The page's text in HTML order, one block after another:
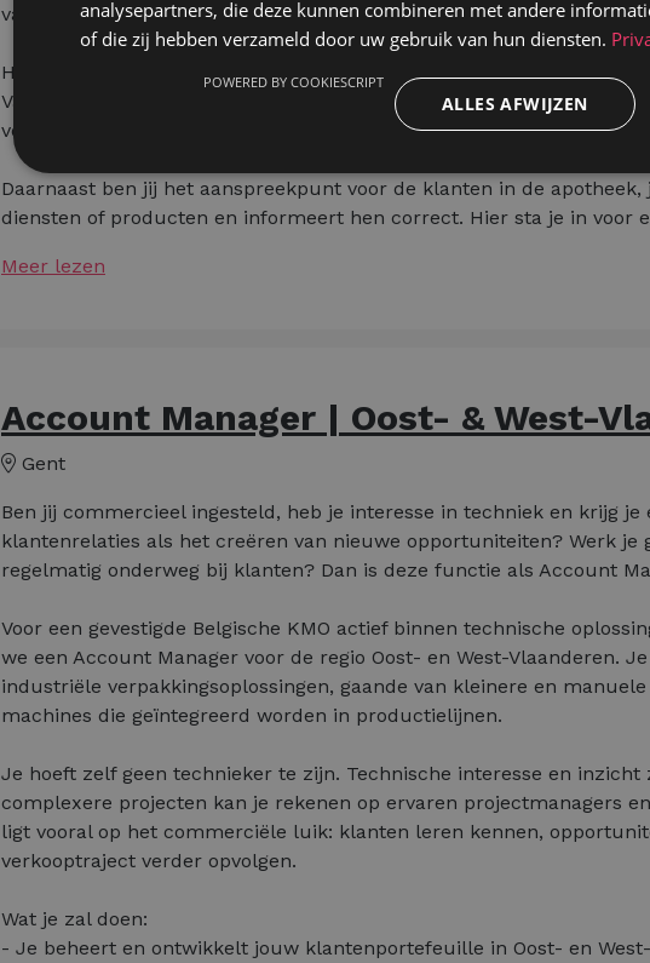
van collega's.
Hier zal je meteen van start gaan met een erg divers takenpakket:
Van het uitvoeren en etiketteren van de bereidingen tot het
voorraadbeheer en het strikt toekijken op de orde en het overzicht
Daarnaast ben jij het aanspreekpunt voor de klanten in de
diensten of producten en informeert hen correct. Hier sta je in voor
Meer lezen
Account Manager | Oost- & West-
Gent
Ben jij commercieel ingesteld, heb je interesse in techniek en krijg je
klantenrelaties als het creëren van nieuwe opportuniteiten? Werk je
regelmatig onderweg bij klanten? Dan is deze functie als Account
Voor een gevestigde Belgische KMO actief binnen technische
we een Account Manager voor de regio Oost- en West-Vlaanderen.
industriële verpakkingsoplossingen, gaande van kleinere en
machines die geïntegreerd worden in productielijnen.
Je hoeft zelf geen technieker te zijn. Technische interesse en
complexere projecten kan je rekenen op ervaren projectmanagers
ligt vooral op het commerciële luik: klanten leren kennen,
verkooptraject verder opvolgen.
Wat je zal doen:
- Je beheert en ontwikkelt jouw klantenportefeuille in Oost- en
analysepartners, die deze kunnen combineren met andere
of die zij hebben verzameld door uw gebruik van hun diensten.
ALLES AFWIJZEN
POWERED BY COOKIESCRIPT